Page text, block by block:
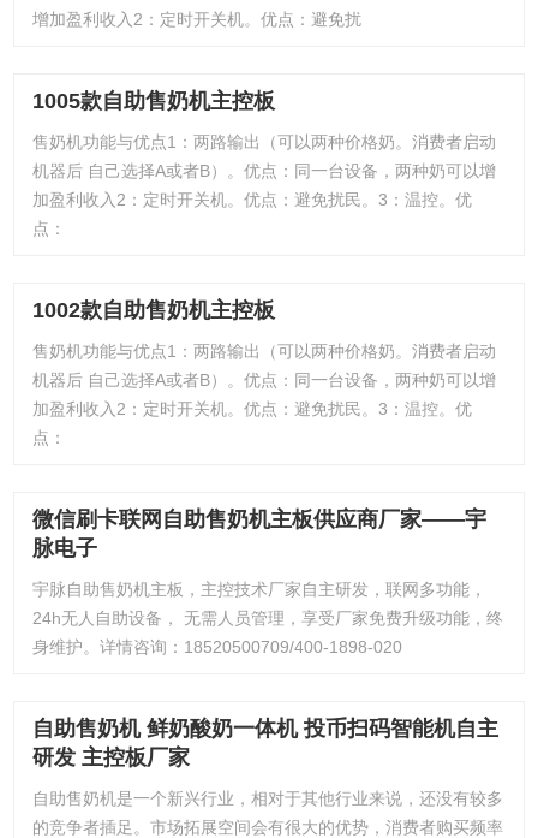
增加盈利收入2：定时开关机。优点：避免扰
1005款自助售奶机主控板
售奶机功能与优点1：两路输出（可以两种价格奶。消费者启动
机器后 自己选择A或者B）。优点：同一台设备，两种奶可以增
加盈利收入2：定时开关机。优点：避免扰民。3：温控。优
点：
1002款自助售奶机主控板
售奶机功能与优点1：两路输出（可以两种价格奶。消费者启动
机器后 自己选择A或者B）。优点：同一台设备，两种奶可以增
加盈利收入2：定时开关机。优点：避免扰民。3：温控。优
点：
微信刷卡联网自助售奶机主板供应商厂家——宇
脉电子
宇脉自助售奶机主板，主控技术厂家自主研发，联网多功能，
24h无人自助设备， 无需人员管理，享受厂家免费升级功能，终
身维护。详情咨询：18520500709/400-1898-020
自助售奶机 鲜奶酸奶一体机 投币扫码智能机自主
研发 主控板厂家
自助售奶机是一个新兴行业，相对于其他行业来说，还没有较多
的竞争者插足。市场拓展空间会有很大的优势，消费者购买频率